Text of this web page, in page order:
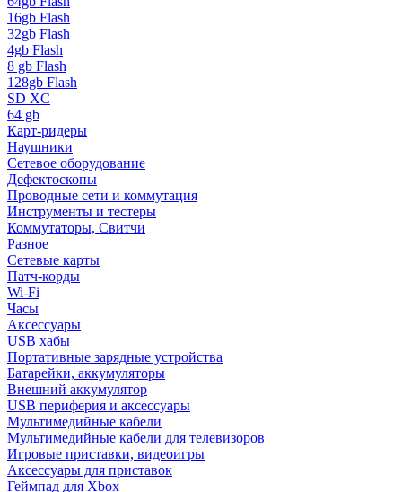
16gb Flash
32gb Flash
4gb Flash
8 gb Flash
128gb Flash
SD XC
64 gb
Карт-ридеры
Наушники
Сетевое оборудование
Дефектоскопы
Проводные сети и коммутация
Инструменты и тестеры
Коммутаторы, Свитчи
Разное
Сетевые карты
Патч-корды
Wi-Fi
Часы
Аксессуары
USB хабы
Портативные зарядные устройства
Батарейки, аккумуляторы
Внешний аккумулятор
USB периферия и аксессуары
Мультимедийные кабели
Мультимедийные кабели для телевизоров
Игровые приставки, видеоигры
Аксессуары для приставок
Геймпад для Xbox